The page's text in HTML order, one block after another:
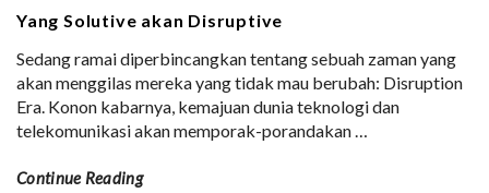
Yang Solutive akan Disruptive
Sedang ramai diperbincangkan tentang sebuah zaman yang
akan menggilas mereka yang tidak mau berubah: Disruption
Era. Konon kabarnya, kemajuan dunia teknologi dan
telekomunikasi akan memporak-porandakan…
Continue Reading